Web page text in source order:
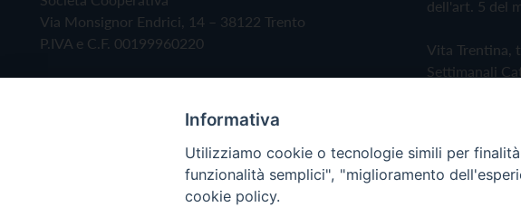
Via Monsignor Endrici, 14 – 38122 Trento
P.IVA e C.F. 00199960220
dell'art. 5 del
Vita Trentina,
Settimanali
Privacy Policy
Informativa
Utilizziamo cookie o tecnologie simili per
funzionalità semplici", "miglioramento
cookie policy.